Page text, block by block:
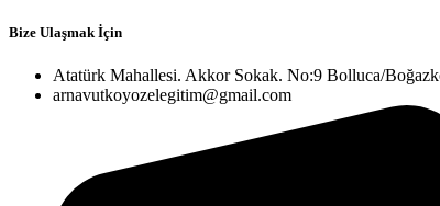
Bize Ulaşmak İçin
Atatürk Mahallesi. Akkor Sokak. No:9 Bolluca/
arnavutkoyozelegitim@gmail.com